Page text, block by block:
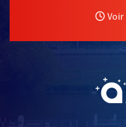
Voir